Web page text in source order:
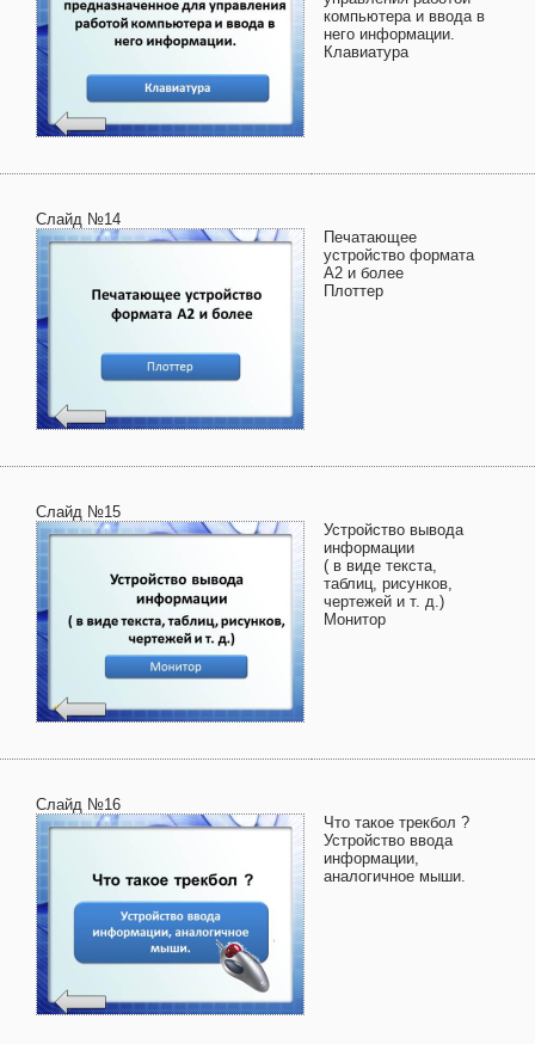
компьютера и ввода в
него информации.
Клавиатура
Слайд №14
Печатающее
устройство формата
А2 и более
Плоттер
Слайд №15
Устройство вывода
информации
( в виде текста,
таблиц, рисунков,
чертежей и т. д.)
Монитор
Слайд №16
Что такое трекбол ?
Устройство ввода
информации,
аналогичное мыши.